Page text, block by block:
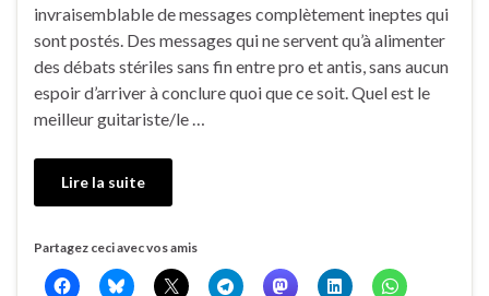
invraisemblable de messages complètement ineptes qui
sont postés. Des messages qui ne servent qu’à alimenter
des débats stériles sans fin entre pro et antis, sans aucun
espoir d’arriver à conclure quoi que ce soit. Quel est le
meilleur guitariste/le …
Lire la suite
Partagez ceci avec vos amis